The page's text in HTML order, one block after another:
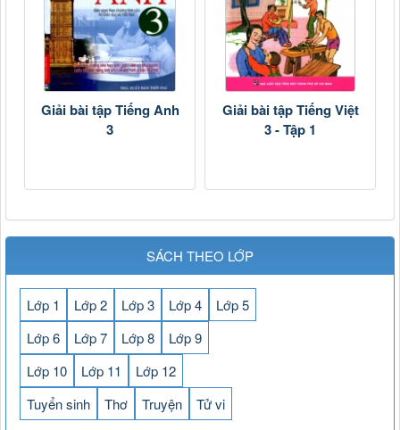
Giải bài tập Tiếng Anh
3
Giải bài tập Tiếng Việt
3 - Tập 1
SÁCH THEO LỚP
Lớp 1 Lớp 2 Lớp 3 Lớp 4
Lớp 5
Lớp 6
Lớp 7 Lớp 8
Lớp 9
Lớp 10
Lớp 11
Lớp 12
Tuyển sinh
Thơ Truyện Tử vi